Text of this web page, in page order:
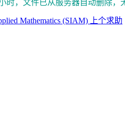
时，文件已从服务器自动删除，
上个求助